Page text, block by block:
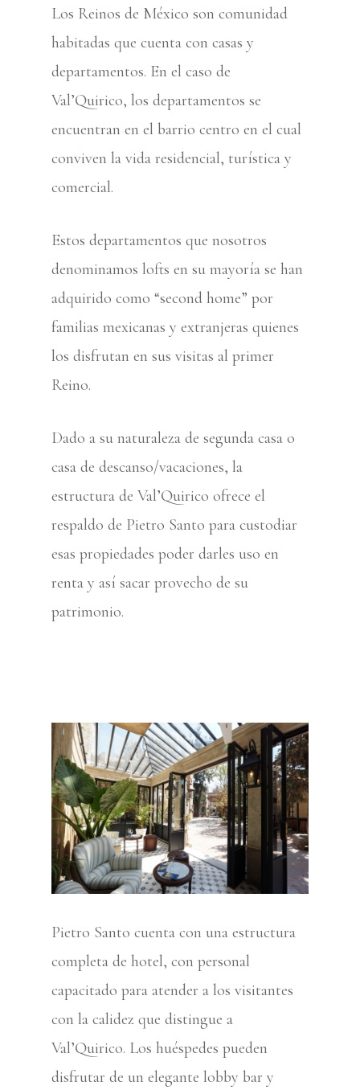
Los Reinos de México son comunidad
habitadas que cuenta con casas y
departamentos. En el caso de
Val’Quirico, los departamentos se
encuentran en el barrio centro en el cual
conviven la vida residencial, turística y
comercial.
Estos departamentos que nosotros
denominamos lofts en su mayoría se han
adquirido como “second home” por
familias mexicanas y extranjeras quienes
los disfrutan en sus visitas al primer
Reino.
Dado a su naturaleza de segunda casa o
casa de descanso/vacaciones, la
estructura de Val’Quirico ofrece el
respaldo de Pietro Santo para custodiar
esas propiedades poder darles uso en
renta y así sacar provecho de su
patrimonio.
Pietro Santo cuenta con una estructura
completa de hotel, con personal
capacitado para atender a los visitantes
con la calidez que distingue a
Val’Quirico. Los huéspedes pueden
disfrutar de un elegante lobby bar y